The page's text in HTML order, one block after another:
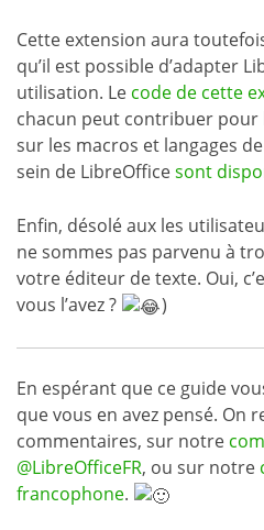
Cette extension aura
qu’il est possible d’adapter
utilisation. Le code de cette
chacun peut contribuer pour
sur les macros et langages
sein de LibreOfficesont
Enfin, désolé aux les
ne sommes pas parvenu à
votre éditeur de texte. Oui,
vous l’avez ?
)
En espérant que ce guide
que vous en avez pensé. On
commentaires, sur notre
@LibreOfficeFR, ou sur notre
francophone.